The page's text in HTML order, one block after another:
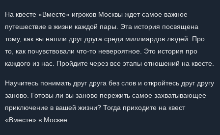
На квесте «Вместе» игроков Москвы ждет самое важное
путешествие в жизни каждой пары. Эта история посвящена
тому, как вы нашли друг друга среди миллиардов людей. Про
то, как почувствовали что-то невероятное. Это история про
каждого из нас. Пройдите через все этапы отношений на квесте.
Научитесь понимать друг друга без слов и откройтесь друг другу
заново. Готовы ли вы заново пережить самое захватывающее
приключение в вашей жизни? Тогда приходите на квест
«Вместе» в Москве.